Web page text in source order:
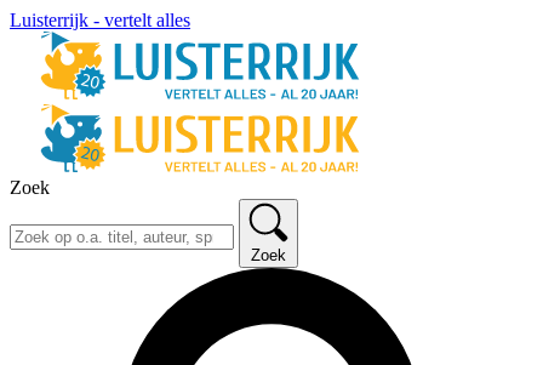
Luisterrijk - vertelt alles
Zoek
Zoek